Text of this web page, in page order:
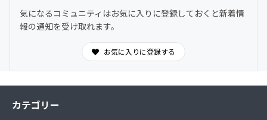
気になるコミュニティはお気に入りに登録しておくと新着情
報の通知を受け取れます。
お気に入りに登録する
カテゴリー